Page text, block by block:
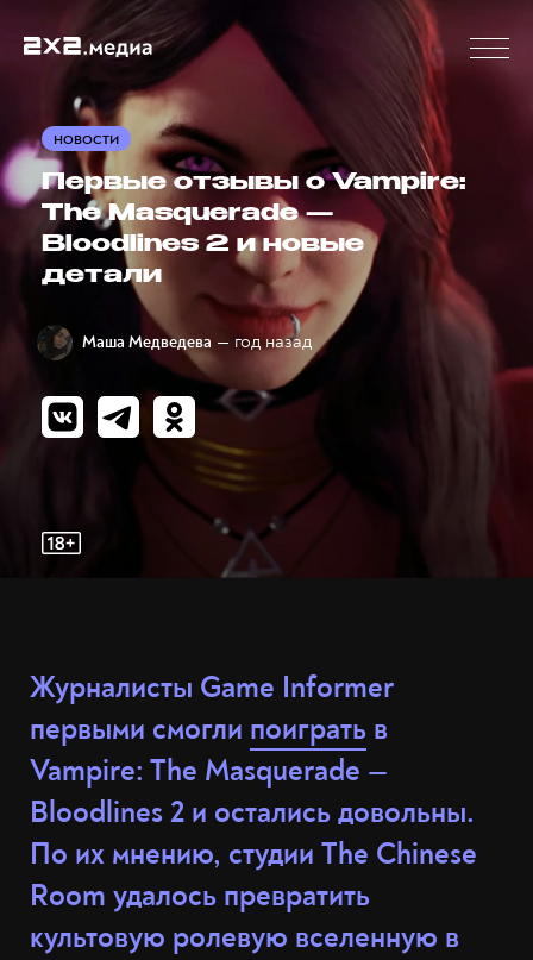
НОВОСТИ
Первые отзывы о Vampire:
The Masquerade —
Bloodlines 2 и новые
детали
Маша Медведева — год назад
Журналисты Game Informer
первыми смогли поиграть в
Vampire: The Masquerade —
Bloodlines 2 и остались довольны.
По их мнению, студии The Chinese
Room удалось превратить
культовую ролевую вселенную в